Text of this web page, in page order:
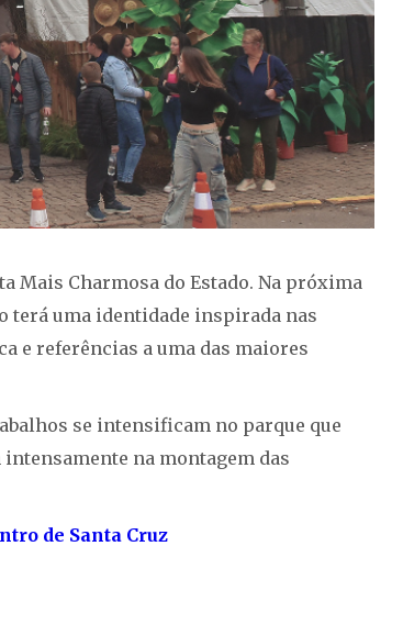
Mais Charmosa do Estado. Na próxima
terá uma identidade inspirada nas
e referências a uma das maiores
se intensificam no parque que
na montagem das
de Santa Cruz